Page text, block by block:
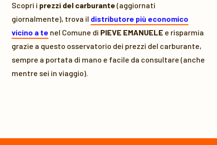
Scopri i prezzi del carburante (aggiornati
giornalmente), trova il distributore più economico
vicino a te nel Comune di PIEVE EMANUELE e risparmia
grazie a questo osservatorio dei prezzi del carburante,
sempre a portata di mano e facile da consultare (anche
mentre sei in viaggio).